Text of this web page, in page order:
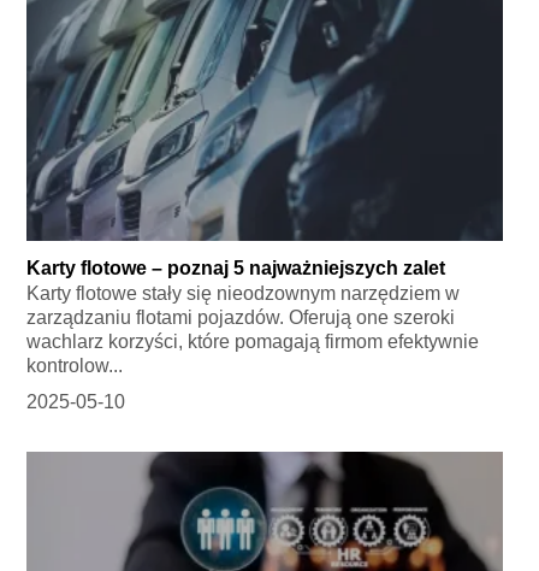
Karty flotowe – poznaj 5 najważniejszych zalet
Karty flotowe stały się nieodzownym narzędziem w
zarządzaniu flotami pojazdów. Oferują one szeroki
wachlarz korzyści, które pomagają firmom efektywnie
kontrolow...
2025-05-10